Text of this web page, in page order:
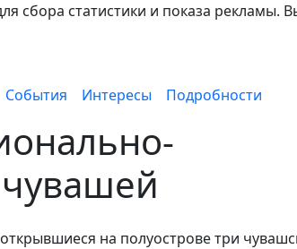
статистики и показа рекламы.
События Интересы Подробности
на полуострове три